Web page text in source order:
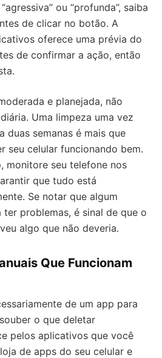
ou “profunda”, saiba
de clicar no botão. A
oferece uma prévia do
de confirmar a ação, então
e planejada, não
Uma limpeza uma vez
duas semanas é mais que
seu celular funcionando bem.
monitore seu telefone nos
que tudo está
Se notar que algum
problemas, é sinal de que o
algo que não deveria.
Que Funcionam
de um app para
o que deletar
pelos aplicativos que você
de apps do seu celular e